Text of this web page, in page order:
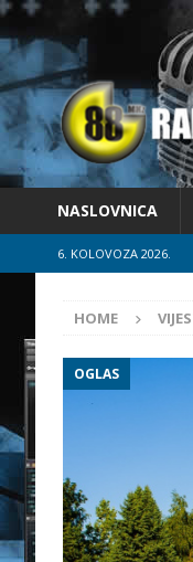
NASLOVNICA
6. KOLOVOZA 2026.
HOME
OGLAS